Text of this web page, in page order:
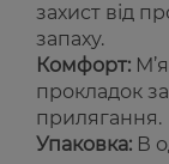
захист від
запаху.
Комфорт:
прокладок
прилягання.
Упаковка: В